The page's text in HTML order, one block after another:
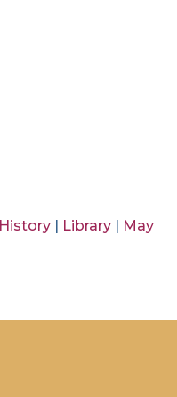
History Library
May